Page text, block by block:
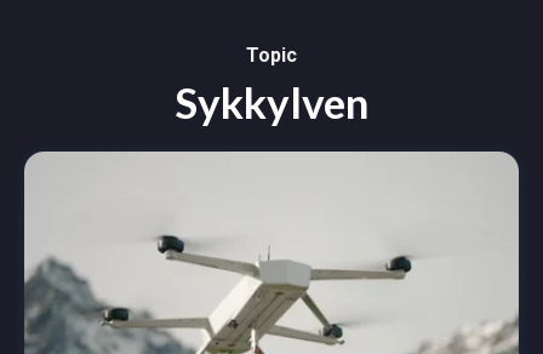
Topic
Sykkylven